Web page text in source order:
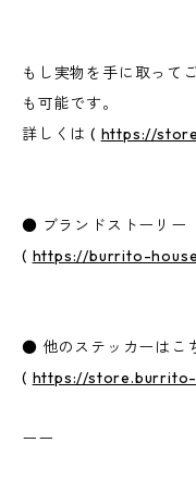
もし実物を手に取って
も可能です。
詳しくは ( https://
● ブランドストーリー
( https://burrito-
● 他のステッカーはこ
( https://store.burrito-
ーー